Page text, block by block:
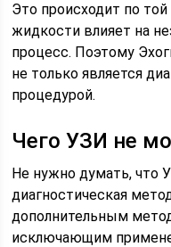
Это происходит по
жидкости влияет на
процесс. Поэтому
не только является
процедурой.
Чего УЗИ не
Не нужно думать, что
диагностическая
дополнительным
исключающим